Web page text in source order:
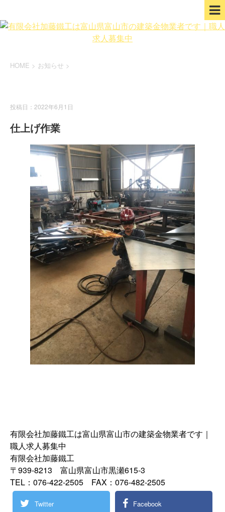
HOME > お知らせ >
投稿日：2022年6月1日
仕上げ作業
有限会社加藤鐵工は富山県富山市の建築金物業者です｜
職人求人募集中
有限会社加藤鐵工
〒939-8213 富山県富山市黒瀬615-3
TEL：076-422-2505 FAX：076-482-2505
Twitter Facebook